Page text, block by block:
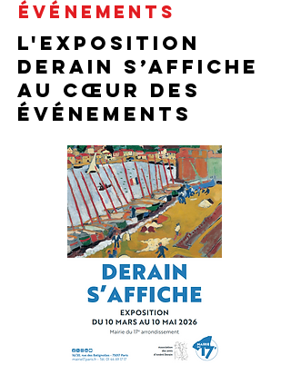
ÉVÉNEMENTS
L'exposition
Derain s’affiche
au cœur des
événements